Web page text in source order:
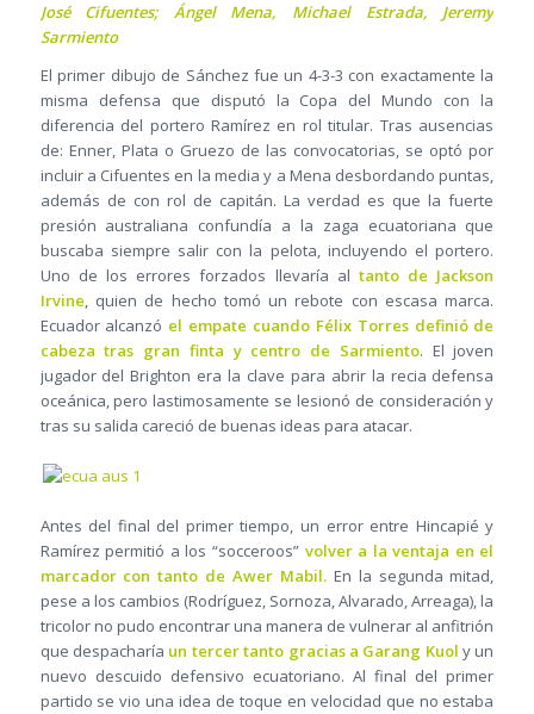
José Cifuentes; Ángel Mena, Michael Estrada, Jeremy
Sarmiento
El primer dibujo de Sánchez fue un 4-3-3 con exactamente la
misma defensa que disputó la Copa del Mundo con la
diferencia del portero Ramírez en rol titular. Tras ausencias
de: Enner, Plata o Gruezo de las convocatorias, se optó por
incluir a Cifuentes en la media y a Mena desbordando puntas,
además de con rol de capitán. La verdad es que la fuerte
presión australiana confundía a la zaga ecuatoriana que
buscaba siempre salir con la pelota, incluyendo el portero.
Uno de los errores forzados llevaría al tanto de Jackson
Irvine, quien de hecho tomó un rebote con escasa marca.
Ecuador alcanzó el empate cuando Félix Torres definió de
cabeza tras gran finta y centro de Sarmiento. El joven
jugador del Brighton era la clave para abrir la recia defensa
oceánica, pero lastimosamente se lesionó de consideración y
tras su salida careció de buenas ideas para atacar.
Antes del final del primer tiempo, un error entre Hincapié y
Ramírez permitió a los “socceroos” volver a la ventaja en el
marcador con tanto de Awer Mabil.En la segunda mitad,
pese a los cambios (Rodríguez, Sornoza, Alvarado, Arreaga), la
tricolor no pudo encontrar una manera de vulnerar al anfitrión
que despacharía un tercer tanto gracias a Garang Kuol y un
nuevo descuido defensivo ecuatoriano. Al final del primer
partido se vio una idea de toque en velocidad que no estaba